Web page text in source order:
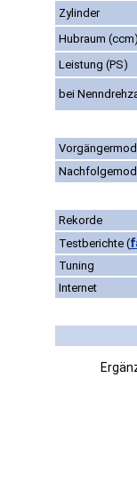
Zylinder
Hubraum (ccm)
Leistung (PS)
bei
Rekorde
Testberichte (
Tuning
Internet